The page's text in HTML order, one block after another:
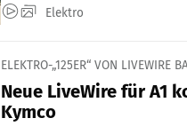
Elektro
ELEKTRO-„125ER“ VON LIVEWIRE
Neue LiveWire für A1
Kymco